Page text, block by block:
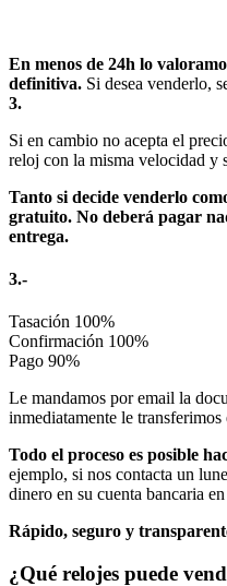
En menos de 24h lo
definitiva. Si desea venderlo,
3.
Si en cambio no acepta el
reloj con la misma velocidad y
Tanto si decide venderlo
gratuito. No deberá pagar
entrega.
3.-
Tasación 100%
Confirmación 100%
Pago 90%
Le mandamos por email la
inmediatamente le
Todo el proceso es posible
ejemplo, si nos contacta un
dinero en su cuenta bancaria
Rápido, seguro y
¿Qué relojes puede